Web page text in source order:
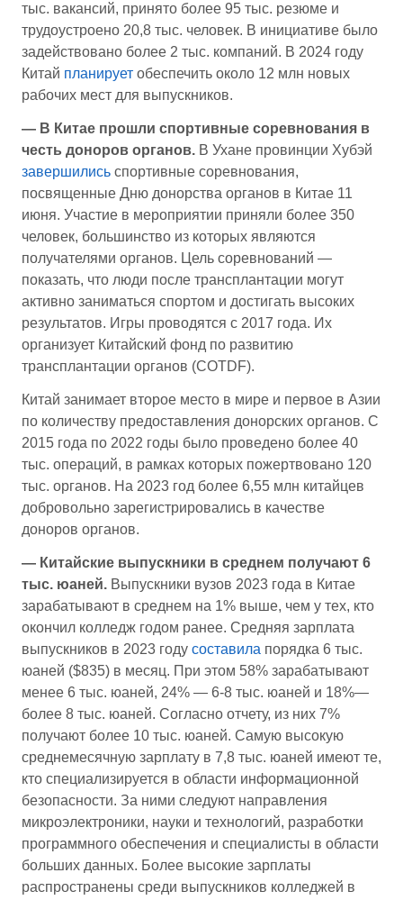
тыс. вакансий, принято более 95 тыс. резюме и
трудоустроено 20,8 тыс. человек. В инициативе было
задействовано более 2 тыс. компаний. В 2024 году
Китай планирует обеспечить около 12 млн новых
рабочих мест для выпускников.
— В Китае прошли спортивные соревнования в
честь доноров органов. В Ухане провинции Хубэй
завершились спортивные соревнования,
посвященные Дню донорства органов в Китае 11
июня. Участие в мероприятии приняли более 350
человек, большинство из которых являются
получателями органов. Цель соревнований —
показать, что люди после трансплантации могут
активно заниматься спортом и достигать высоких
результатов. Игры проводятся с 2017 года. Их
организует Китайский фонд по развитию
трансплантации органов (COTDF).
Китай занимает второе место в мире и первое в Азии
по количеству предоставления донорских органов. С
2015 года по 2022 годы было проведено более 40
тыс. операций, в рамках которых пожертвовано 120
тыс. органов. На 2023 год более 6,55 млн китайцев
добровольно зарегистрировались в качестве
доноров органов.
— Китайские выпускники в среднем получают 6
тыс. юаней. Выпускники вузов 2023 года в Китае
зарабатывают в среднем на 1% выше, чем у тех, кто
окончил колледж годом ранее. Средняя зарплата
выпускников в 2023 году составила порядка 6 тыс.
юаней ($835) в месяц. При этом 58% зарабатывают
менее 6 тыс. юаней, 24% — 6-8 тыс. юаней и 18%—
более 8 тыс. юаней. Согласно отчету, из них 7%
получают более 10 тыс. юаней. Самую высокую
среднемесячную зарплату в 7,8 тыс. юаней имеют те,
кто специализируется в области информационной
безопасности. За ними следуют направления
микроэлектроники, науки и технологий, разработки
программного обеспечения и специалисты в области
больших данных. Более высокие зарплаты
распространены среди выпускников колледжей в